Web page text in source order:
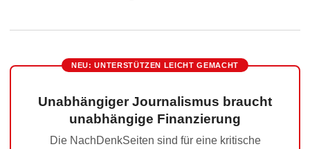
NEU: UNTERSTÜTZEN LEICHT GEMACHT
Unabhängiger Journalismus braucht
unabhängige Finanzierung
Die NachDenkSeiten sind für eine kritische